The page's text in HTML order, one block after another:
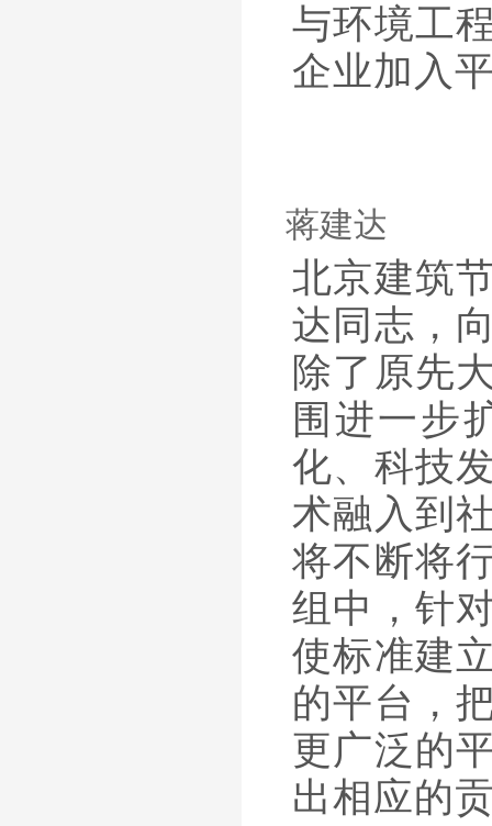
与环境工
企业加入
蒋建达
北京建筑
达同志，
除了原先
围进一步
化、科技
术融入到
将不断将
组中，针
使标准建
的平台，
更广泛的
出相应的